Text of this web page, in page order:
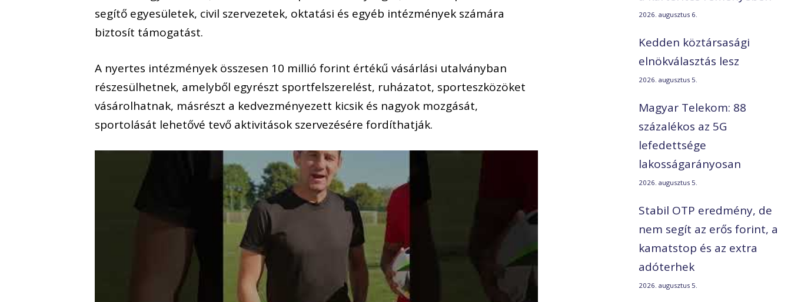
segítő egyesületek, civil szervezetek, oktatási és egyéb intézmények számára
biztosít támogatást.
A nyertes intézmények összesen 10 millió forint értékű vásárlási utalványban
részesülhetnek, amelyből egyrészt sportfelszerelést, ruházatot, sporteszközöket
vásárolhatnak, másrészt a kedvezményezett kicsik és nagyok mozgását,
sportolását lehetővé tevő aktivitások szervezésére fordíthatják.
2026. augusztus 6.
Kedden köztársasági
elnökválasztás lesz
2026. augusztus 5.
Magyar Telekom: 88
százalékos az 5G
lefedettsége
lakosságarányosan
2026. augusztus 5.
Stabil OTP eredmény, de
nem segít az erős forint, a
kamatstop és az extra
adóterhek
2026. augusztus 5.